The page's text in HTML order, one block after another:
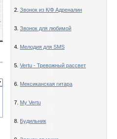
2. Звонок из К/Ф Адреналин
3. Звонок для любимой
4. Мелодия для SMS
5. Vertu - Тревожный рассвет
6. Мексиканская гитара
7. My Vertu
8. Будильник